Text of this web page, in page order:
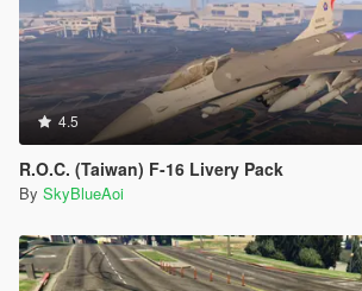
4.5
R.O.C. (Taiwan) F-16 Livery Pack
By SkyBlueAoi